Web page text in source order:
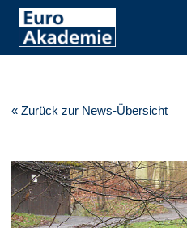
« Zurück zur News-Übersicht